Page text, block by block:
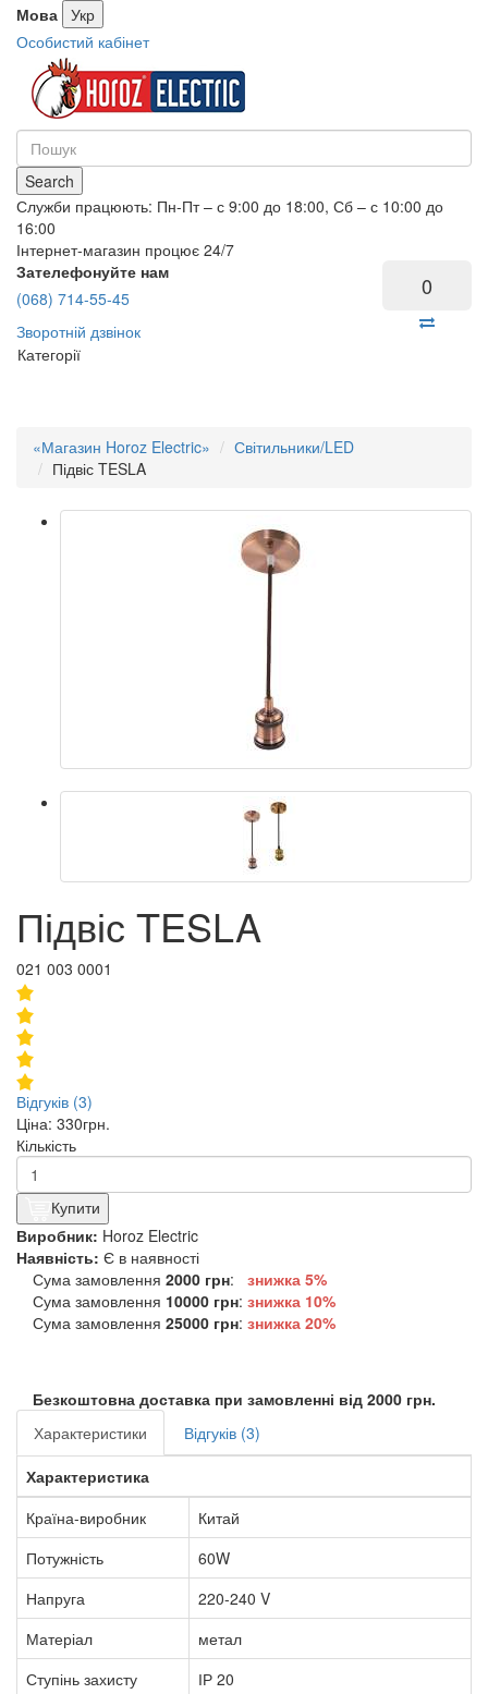
Мова Укр
Особистий кабінет
Search
Служби працюють: Пн-Пт – с 9:00 до 18:00, Сб – с 10:00 до
16:00
Інтернет-магазин процює 24/7
Зателефонуйте нам
(068) 714-55-45
Зворотній дзвінок
0
Категорії
«Магазин Horoz Electric»
Світильники/LED
Підвіс TESLA
Підвіс TESLA
021 003 0001
Відгуків (3)
Ціна: 330грн.
Кількість
Купити
Виробник: Horoz Electric
Наявність: Є в наявності
Сума замовлення 2000 грн:
знижка 5%
Сума замовлення 10000 грн: знижка 10%
Сума замовлення 25000 грн: знижка 20%
Безкоштовна доставка при замовленні від 2000 грн.
Характеристики
Відгуків (3)
Характеристика
Країна-виробник
Китай
Потужність
60W
Напруга
220-240 V
Матеріал
метал
Ступінь захисту
ІР 20